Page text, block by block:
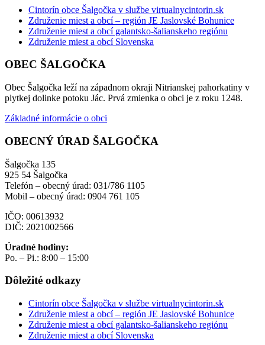
Cintorín obce Šalgočka v službe virtualnycintorin.sk
Združenie miest a obcí – región JE Jaslovské Bohunice
Združenie miest a obcí galantsko-šalianskeho regiónu
Združenie miest a obcí Slovenska
OBEC ŠALGOČKA
Obec Šalgočka leží na západnom okraji Nitrianskej pahorkatiny v
plytkej dolinke potoku Jác. Prvá zmienka o obci je z roku 1248.
Základné informácie o obci
OBECNÝ ÚRAD ŠALGOČKA
Šalgočka 135
925 54 Šalgočka
Telefón – obecný úrad: 031/786 1105
Mobil – obecný úrad: 0904 761 105
IČO: 00613932
DIČ: 2021002566
Úradné hodiny:
Po. – Pi.: 8:00 – 15:00
Dôležité odkazy
Cintorín obce Šalgočka v službe virtualnycintorin.sk
Združenie miest a obcí – región JE Jaslovské Bohunice
Združenie miest a obcí galantsko-šalianskeho regiónu
Združenie miest a obcí Slovenska